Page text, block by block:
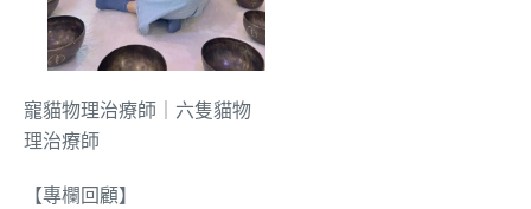
寵貓物理治療師｜六隻貓物
理治療師
【專欄回顧】